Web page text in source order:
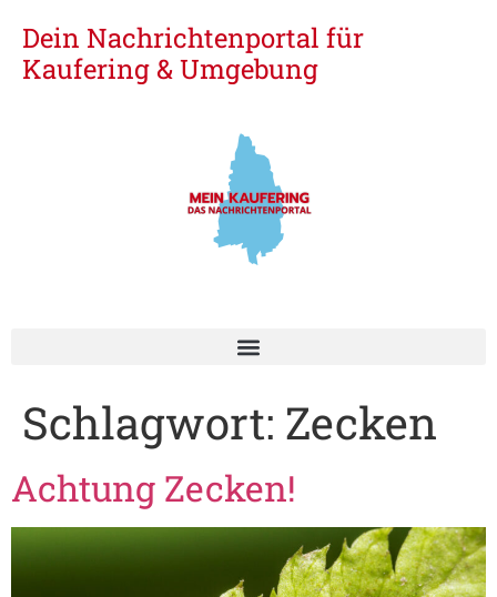
Dein Nachrichtenportal für
Kaufering & Umgebung
Schlagwort: Zecken
Achtung Zecken!